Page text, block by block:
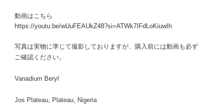
動画はこちら
https://youtu.be/wUuFEAUkZ48?si=ATWk7IFdLoKiuwIh
写真は実物に準じて撮影しておりますが、購入前には動画も必ず
ご確認ください。
Vanadium Beryl
Jos Plateau, Plateau, Nigeria